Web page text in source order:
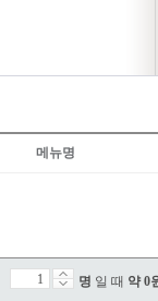
메뉴명
명 일 때 약0